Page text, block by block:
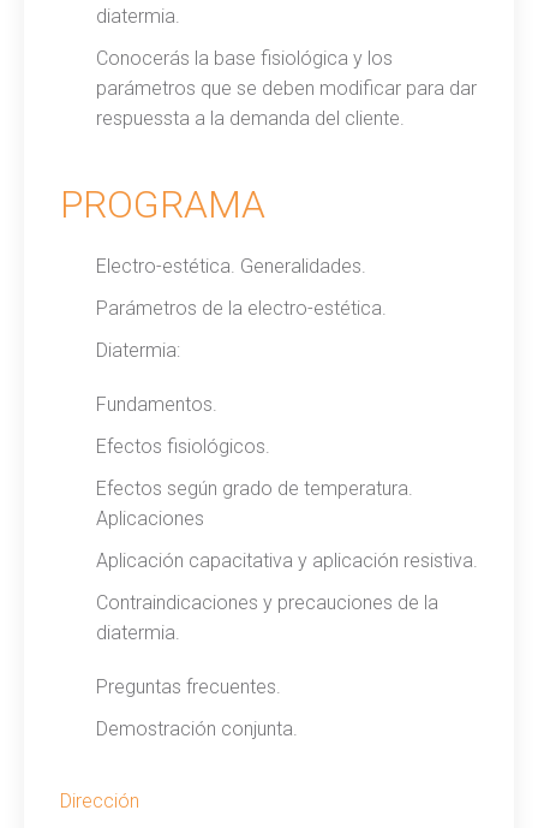
diatermia.
Conocerás la base fisiológica y los
parámetros que se deben modificar para dar
respuessta a la demanda del cliente.
PROGRAMA
Electro-estética. Generalidades.
Parámetros de la electro-estética.
Diatermia:
Fundamentos.
Efectos fisiológicos.
Efectos según grado de temperatura.
Aplicaciones
Aplicación capacitativa y aplicación resistiva.
Contraindicaciones y precauciones de la
diatermia.
Preguntas frecuentes.
Demostración conjunta.
Dirección